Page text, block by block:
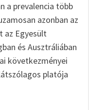
a prevalencia több
azonban az
az Egyesült
és Ausztráliában
következményei
platója